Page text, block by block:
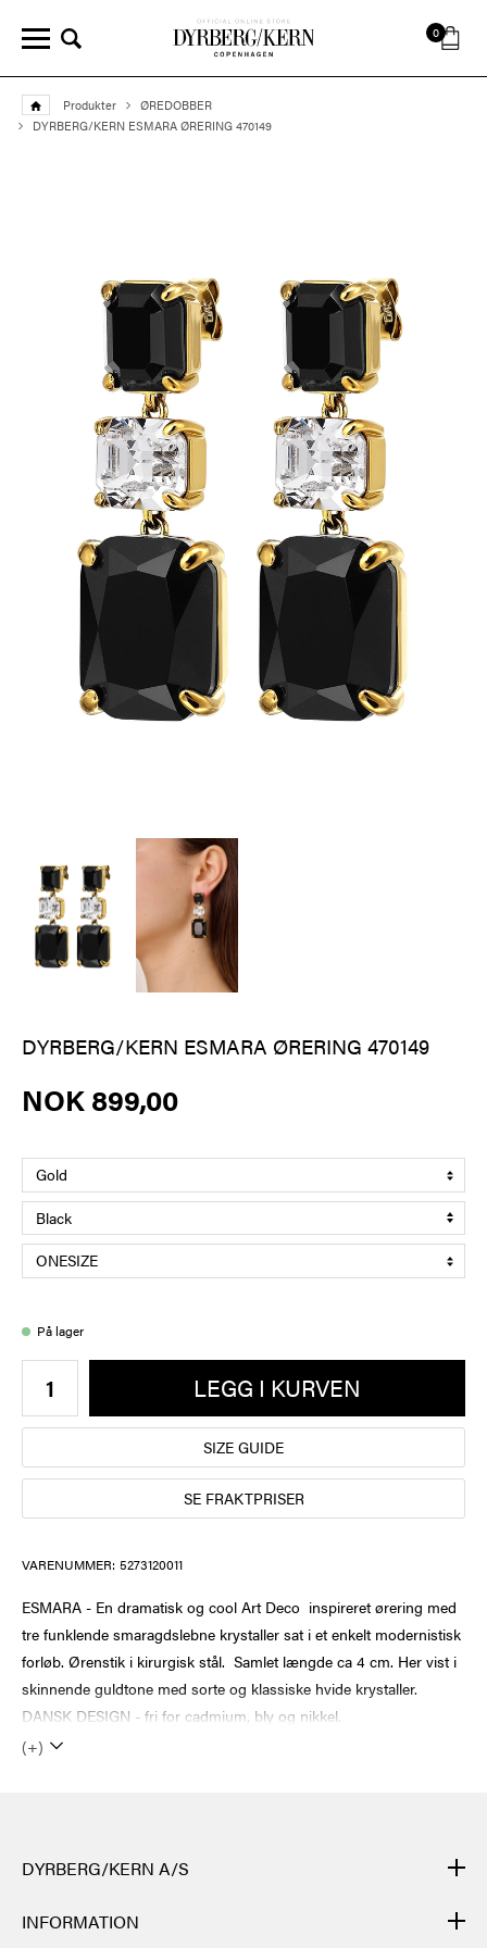
0
Produkter
ØREDOBBER
DYRBERG/KERN ESMARA ØRERING 470149
DYRBERG/KERN ESMARA ØRERING 470149
NOK 899,00
På lager
LEGG I KURVEN
SIZE GUIDE
SE FRAKTPRISER
VARENUMMER: 5273120011
ESMARA - En dramatisk og cool Art Deco inspireret ørering med
tre funklende smaragdslebne krystaller sat i et enkelt modernistisk
forløb. Ørenstik i kirurgisk stål. Samlet længde ca 4 cm. Her vist i
skinnende guldtone med sorte og klassiske hvide krystaller.
DANSK DESIGN - fri for cadmium, bly og nikkel.
(+)
DYRBERG/KERN A/S
DYRBERG/KERNs produkter er håndlagde og gjennomgår mange
ulike prosesser: fra støping, polering og emaljering av metallbasen
INFORMATION